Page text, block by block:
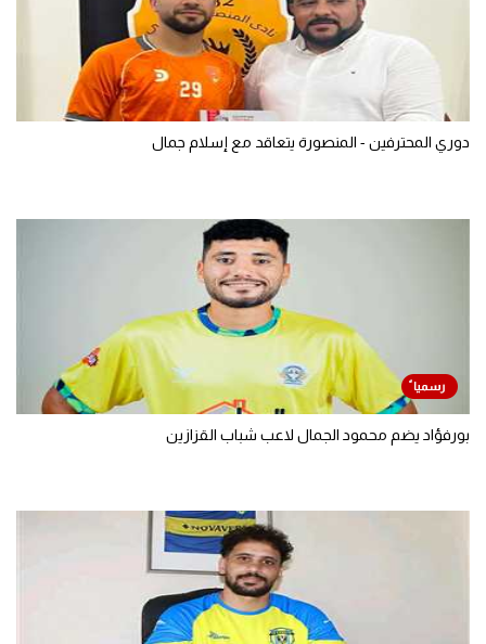
دوري المحترفين - المنصورة يتعاقد مع إسلام جمال
بورفؤاد يضم محمود الجمال لاعب شباب القزازين